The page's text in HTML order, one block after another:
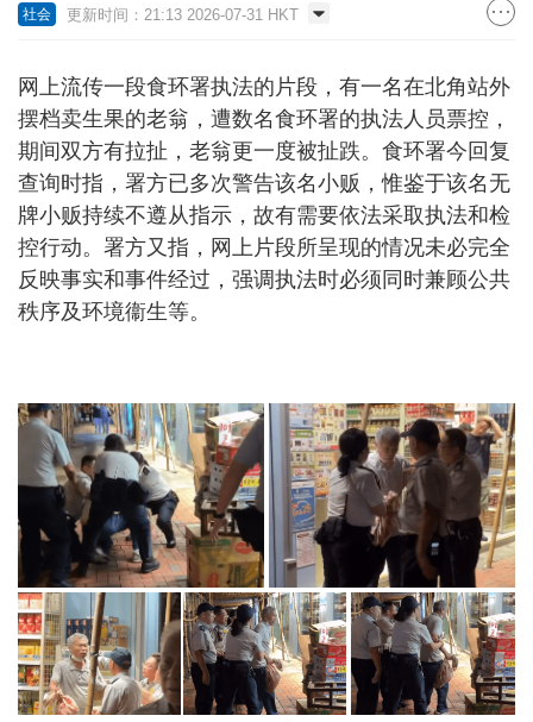
社会 更新时间：21:13 2026-07-31 HKT
网上流传一段食环署执法的片段，有一名在北角站外
摆档卖生果的老翁，遭数名食环署的执法人员票控，
期间双方有拉扯，老翁更一度被扯跌。食环署今回复
查询时指，署方已多次警告该名小贩，惟鉴于该名无
牌小贩持续不遵从指示，故有需要依法采取执法和检
控行动。署方又指，网上片段所呈现的情况未必完全
反映事实和事件经过，强调执法时必须同时兼顾公共
秩序及环境衞生等。